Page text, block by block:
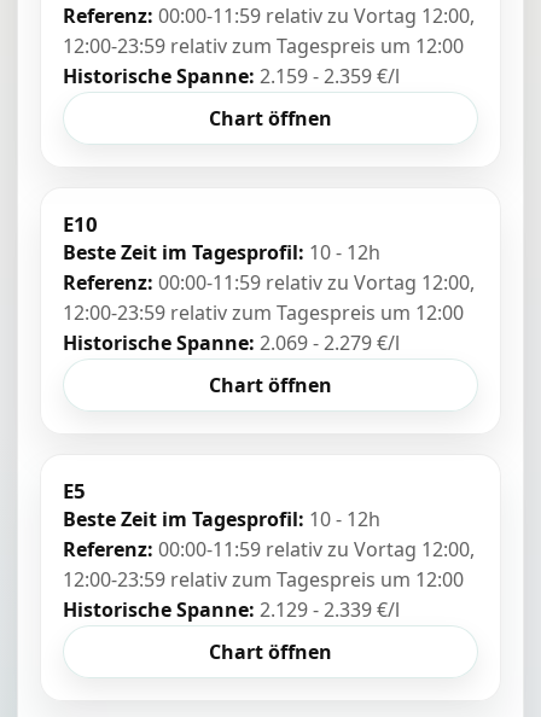
Referenz: 00:00-11:59 relativ zu Vortag 12:00,
12:00-23:59 relativ zum Tagespreis um 12:00
Historische Spanne: 2.159 - 2.359 €/l
Chart öffnen
E10
Beste Zeit im Tagesprofil: 10 - 12h
Referenz: 00:00-11:59 relativ zu Vortag 12:00,
12:00-23:59 relativ zum Tagespreis um 12:00
Historische Spanne: 2.069 - 2.279 €/l
Chart öffnen
E5
Beste Zeit im Tagesprofil: 10 - 12h
Referenz: 00:00-11:59 relativ zu Vortag 12:00,
12:00-23:59 relativ zum Tagespreis um 12:00
Historische Spanne: 2.129 - 2.339 €/l
Chart öffnen